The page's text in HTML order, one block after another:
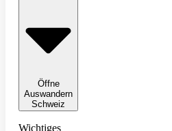
Öffne
Auswandern
Schweiz
Wichtiges